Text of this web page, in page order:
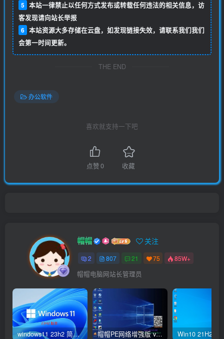
5 本站一律禁止以任何方式发布或转载任何违法的相关信息，访
客发现请向站长举报
6 本站资源大多存储在云盘，如发现链接失效，请联系我们我们
会第一时间更新。
THE END
办公软件
喜欢就支持一下吧
点赞0 收藏
帽帽 关注
2 807 21 75 85W+
帽帽电脑网站长管理员
windows11 23h2 简体中文版64位 正式版 帽帽PE网络增强版 v2.4版本